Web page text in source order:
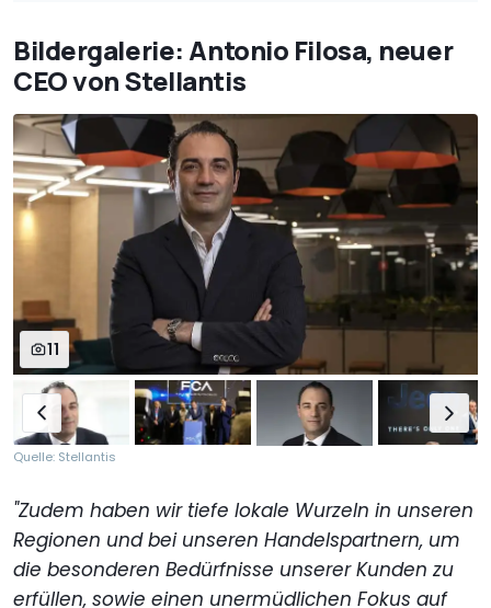
Bildergalerie: Antonio Filosa, neuer
CEO von Stellantis
11
Quelle: Stellantis
"Zudem haben wir tiefe lokale Wurzeln in unseren
Regionen und bei unseren Handelspartnern, um
die besonderen Bedürfnisse unserer Kunden zu
erfüllen, sowie einen unermüdlichen Fokus auf